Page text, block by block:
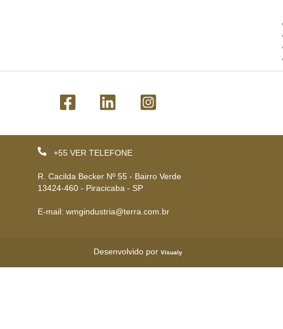
+55 VER TELEFONE
R. Cacilda Becker Nº 55 - Bairro Verde
13424-460 - Piracicaba - SP
E-mail: wmgindustria@terra.com.br
Desenvolvido por Visualy